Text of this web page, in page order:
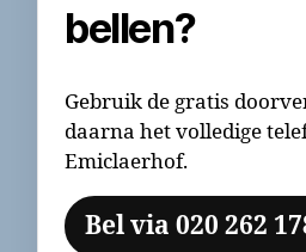
bellen?
Gebruik de gratis
daarna het volledige
Emiclaerhof.
Bel via 020 262